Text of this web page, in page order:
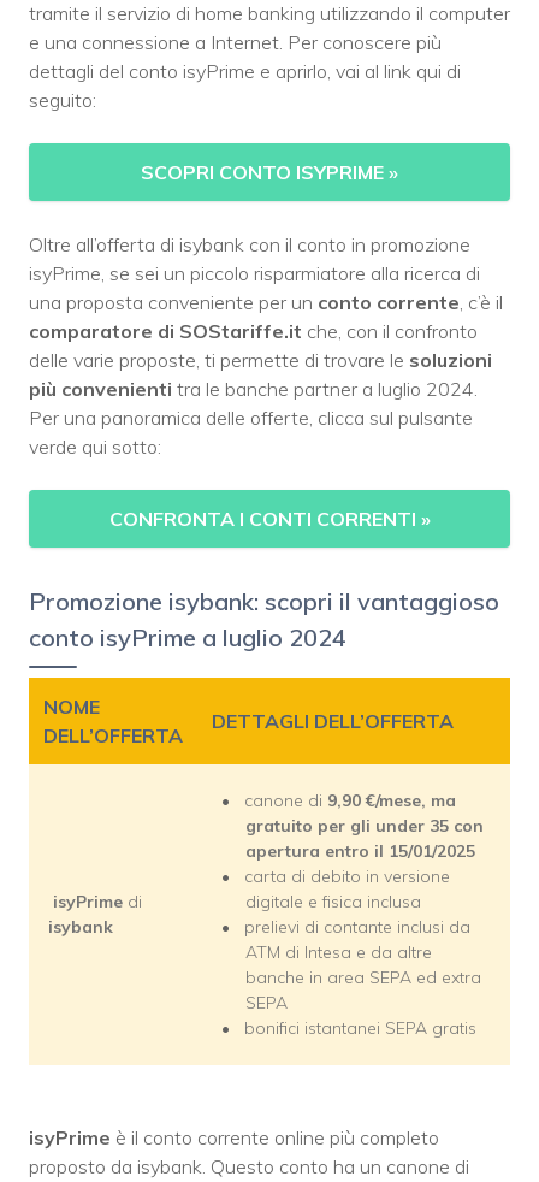
tramite il servizio di home banking utilizzando il computer
e una connessione a Internet. Per conoscere più
dettagli del conto isyPrime e aprirlo, vai al link qui di
seguito:
SCOPRI CONTO ISYPRIME »
Oltre all’offerta di isybank con il conto in promozione
isyPrime, se sei un piccolo risparmiatore alla ricerca di
una proposta conveniente per un conto corrente, c’è il
comparatore di SOStariffe.it che, con il confronto
delle varie proposte, ti permette di trovare le soluzioni
più convenienti tra le banche partner a luglio 2024.
Per una panoramica delle offerte, clicca sul pulsante
verde qui sotto:
CONFRONTA I CONTI CORRENTI »
Promozione isybank: scopri il vantaggioso
conto isyPrime a luglio 2024
NOME
DELL’OFFERTA
DETTAGLI DELL’OFFERTA
isyPrime di
isybank
canone di 9,90 €/mese, ma
gratuito per gli under 35 con
apertura entro il 15/01/2025
carta di debito in versione
digitale e fisica inclusa
prelievi di contante inclusi da
ATM di Intesa e da altre
banche in area SEPA ed extra
SEPA
bonifici istantanei SEPA gratis
isyPrime è il conto corrente online più completo
proposto da isybank. Questo conto ha un canone di